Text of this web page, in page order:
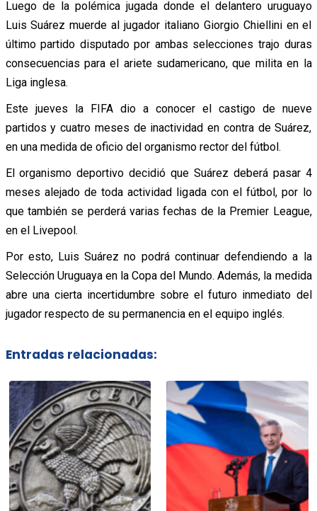
Luego de la polémica jugada donde el delantero uruguayo
Luis Suárez muerde al jugador italiano Giorgio Chiellini en el
último partido disputado por ambas selecciones trajo duras
consecuencias para el ariete sudamericano, que milita en la
Liga inglesa.
Este jueves la FIFA dio a conocer el castigo de nueve
partidos y cuatro meses de inactividad en contra de Suárez,
en una medida de oficio del organismo rector del fútbol.
El organismo deportivo decidió que Suárez deberá pasar 4
meses alejado de toda actividad ligada con el fútbol, por lo
que también se perderá varias fechas de la Premier League,
en el Livepool.
Por esto, Luis Suárez no podrá continuar defendiendo a la
Selección Uruguaya en la Copa del Mundo. Además, la medida
abre una cierta incertidumbre sobre el futuro inmediato del
jugador respecto de su permanencia en el equipo inglés.
Entradas relacionadas: